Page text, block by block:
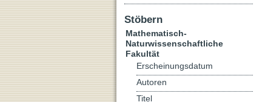
Stöbern
Mathematisch-
Naturwissenschaftliche
Fakultät
Erscheinungsdatum
Autoren
Titel